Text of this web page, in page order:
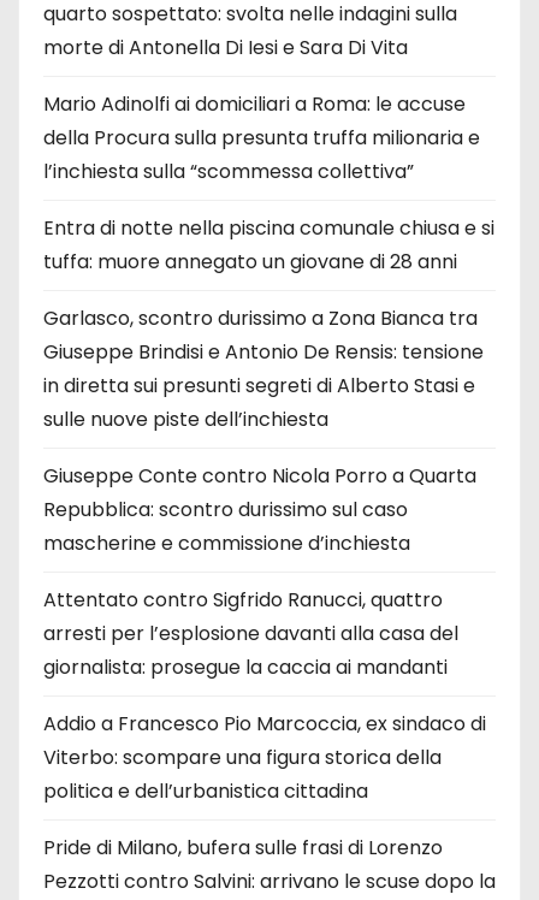
quarto sospettato: svolta nelle indagini sulla
morte di Antonella Di Iesi e Sara Di Vita
Mario Adinolfi ai domiciliari a Roma: le accuse
della Procura sulla presunta truffa milionaria e
l’inchiesta sulla “scommessa collettiva”
Entra di notte nella piscina comunale chiusa e si
tuffa: muore annegato un giovane di 28 anni
Garlasco, scontro durissimo a Zona Bianca tra
Giuseppe Brindisi e Antonio De Rensis: tensione
in diretta sui presunti segreti di Alberto Stasi e
sulle nuove piste dell’inchiesta
Giuseppe Conte contro Nicola Porro a Quarta
Repubblica: scontro durissimo sul caso
mascherine e commissione d’inchiesta
Attentato contro Sigfrido Ranucci, quattro
arresti per l’esplosione davanti alla casa del
giornalista: prosegue la caccia ai mandanti
Addio a Francesco Pio Marcoccia, ex sindaco di
Viterbo: scompare una figura storica della
politica e dell’urbanistica cittadina
Pride di Milano, bufera sulle frasi di Lorenzo
Pezzotti contro Salvini: arrivano le scuse dopo la